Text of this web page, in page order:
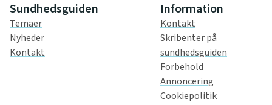
Sundhedsguiden
Temaer
Nyheder
Kontakt
Information
Kontakt
Skribenter på
sundhedsguiden
Forbehold
Annoncering
Cookiepolitik